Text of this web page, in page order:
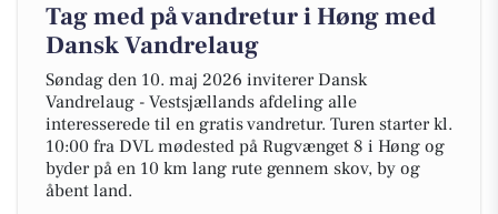
Tag med på vandretur i Høng med
Dansk Vandrelaug
Søndag den 10. maj 2026 inviterer Dansk
Vandrelaug - Vestsjællands afdeling alle
interesserede til en gratis vandretur. Turen starter kl.
10:00 fra DVL mødested på Rugvænget 8 i Høng og
byder på en 10 km lang rute gennem skov, by og
åbent land.